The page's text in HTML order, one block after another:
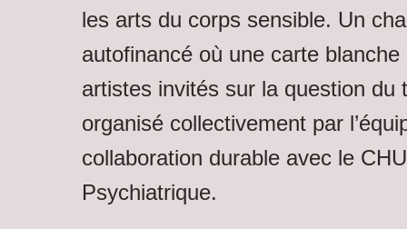
les arts du corps sensible. Un
autofinancé où une carte
artistes invités sur la question
organisé collectivement par
collaboration durable avec le
Psychiatrique.